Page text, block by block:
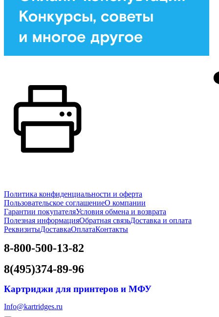
Политика конфиденциальности и оферта
Пользовательское соглашениеО компании
Гарантии покупателяУсловия обмена и возврата
Полезная информацияОбратная связьДоставка и оплата
РеквизитыДоставкаОплатаКонтакты
8-800-500-13-82
8(495)374-89-96
Картриджи для принтеров и МФУ
Info@kartridges.ru